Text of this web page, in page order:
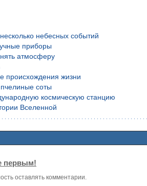
небесных событий
приборы
атмосферу
происхождения жизни
соты
космическую станцию
Вселенной
первым!
оставлять комментарии.